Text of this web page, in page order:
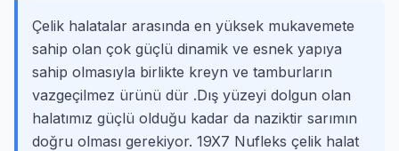
Çelik halatalar arasında en yüksek mukavemete
sahip olan çok güçlü dinamik ve esnek yapıya
sahip olmasıyla birlikte kreyn ve tamburların
vazgeçilmez ürünü dür .Dış yüzeyi dolgun olan
halatımız güçlü olduğu kadar da naziktir sarımın
doğru olması gerekiyor. 19X7 Nufleks çelik halat